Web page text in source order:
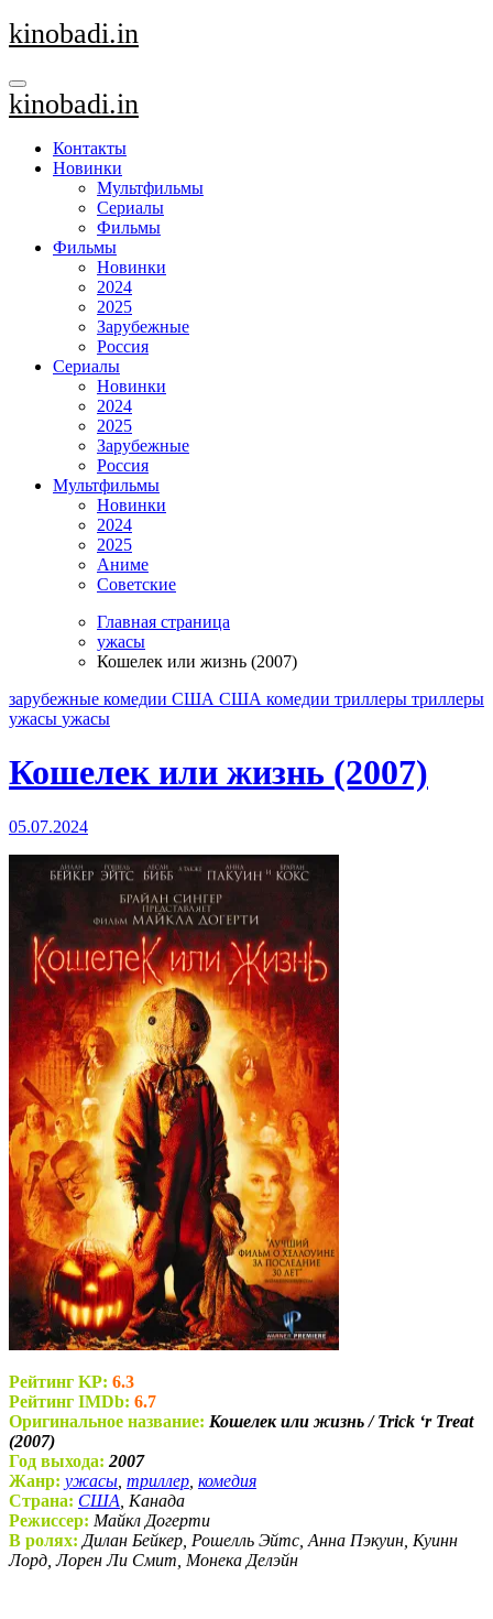
Перейти
к
kinobadi.in
kinobadi.in
Контакты
Новинки
Мультфильмы
Сериалы
Фильмы
Фильмы
Новинки
2024
2025
Зарубежные
Россия
Сериалы
Новинки
2024
2025
Зарубежные
Россия
Мультфильмы
Новинки
2024
2025
Аниме
Советские
Главная страница
ужасы
Кошелек или жизнь (2007)
зарубежные комедии США США комедии триллеры триллеры
ужасы ужасы
Кошелек или жизнь (2007)
05.07.2024
Рейтинг KP: 6.3
Рейтинг IMDb: 6.7
Оригинальное название: Кошелек или жизнь / Trick ‘r Treat
(2007)
Год выхода: 2007
Жанр: ужасы триллер комедия
Страна: США , Канада
Режиссер: Майкл Догерти
В ролях: Дилан Бейкер, Рошелль Эйтс, Анна Пэкуин, Куинн
Лорд, Лорен Ли Смит, Монека Делэйн